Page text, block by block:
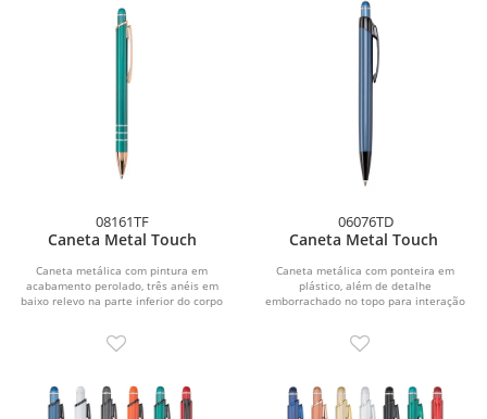
08161TF
Caneta Metal Touch
Caneta metálica com pintura em
acabamento perolado, três anéis em
baixo relevo na parte inferior do corpo
06076TD
Caneta Metal Touch
Caneta metálica com ponteira em
plástico, além de detalhe
emborrachado no topo para interação